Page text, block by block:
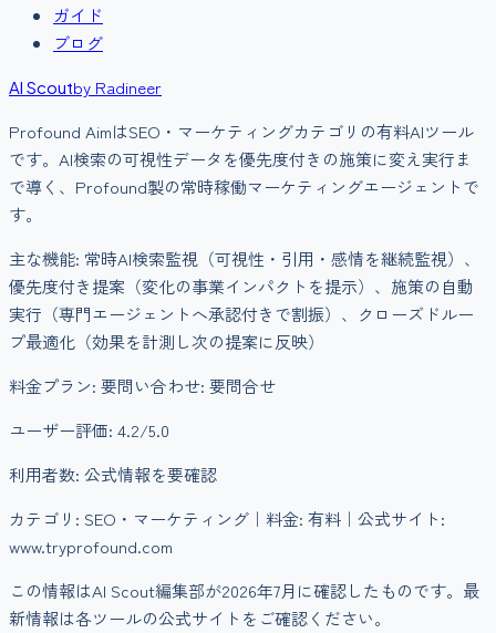
ガイド
ブログ
AI Scoutby Radineer
Profound AimはSEO・マーケティングカテゴリの有料AIツール
です。 AI検索の可視性データを優先度付きの施策に変え実行ま
で導く、Profound製の常時稼働マーケティングエージェントで
す。
主な機能: 常時AI検索監視（可視性・引用・感情を継続監視）、
優先度付き提案（変化の事業インパクトを提示）、施策の自動
実行（専門エージェントへ承認付きで割振）、クローズドルー
プ最適化（効果を計測し次の提案に反映）
料金プラン: 要問い合わせ: 要問合せ
ユーザー評価: 4.2/5.0
利用者数: 公式情報を要確認
カテゴリ: SEO・マーケティング ｜料金: 有料 ｜公式サイト:
www.tryprofound.com
この情報はAI Scout編集部が2026年7月 に確認したものです。最
新情報は各ツールの公式サイトをご確認ください。